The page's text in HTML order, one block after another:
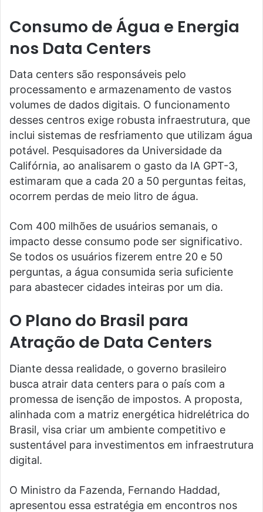
Consumo de Água e Energia
nos Data Centers
Data centers são responsáveis pelo
processamento e armazenamento de vastos
volumes de dados digitais. O funcionamento
desses centros exige robusta infraestrutura, que
inclui sistemas de resfriamento que utilizam água
potável. Pesquisadores da Universidade da
Califórnia, ao analisarem o gasto da IA GPT-3,
estimaram que a cada 20 a 50 perguntas feitas,
ocorrem perdas de meio litro de água.
Com 400 milhões de usuários semanais, o
impacto desse consumo pode ser significativo.
Se todos os usuários fizerem entre 20 e 50
perguntas, a água consumida seria suficiente
para abastecer cidades inteiras por um dia.
O Plano do Brasil para
Atração de Data Centers
Diante dessa realidade, o governo brasileiro
busca atrair data centers para o país com a
promessa de isenção de impostos. A proposta,
alinhada com a matriz energética hidrelétrica do
Brasil, visa criar um ambiente competitivo e
sustentável para investimentos em infraestrutura
digital.
O Ministro da Fazenda, Fernando Haddad,
apresentou essa estratégia em encontros nos